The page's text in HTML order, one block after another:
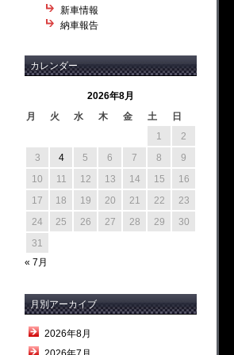
新車情報
納車報告
カレンダー
2026年8月
月
火 水 木 金 土
日
1
2
3
4 5 6 7 8
9
10
11 12 13 14 15
16
17
18 19 20 21 22
23
24
25 26 27 28 29
30
31
« 7月
月別アーカイブ
2026年8月